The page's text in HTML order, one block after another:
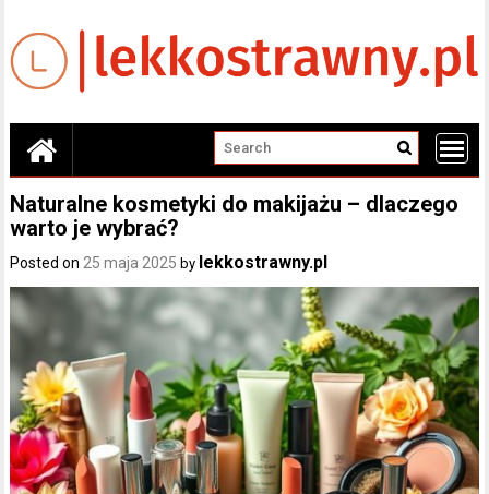
content
Naturalne kosmetyki do makijażu – dlaczego
warto je wybrać?
Posted on 25 maja 2025 by lekkostrawny.pl